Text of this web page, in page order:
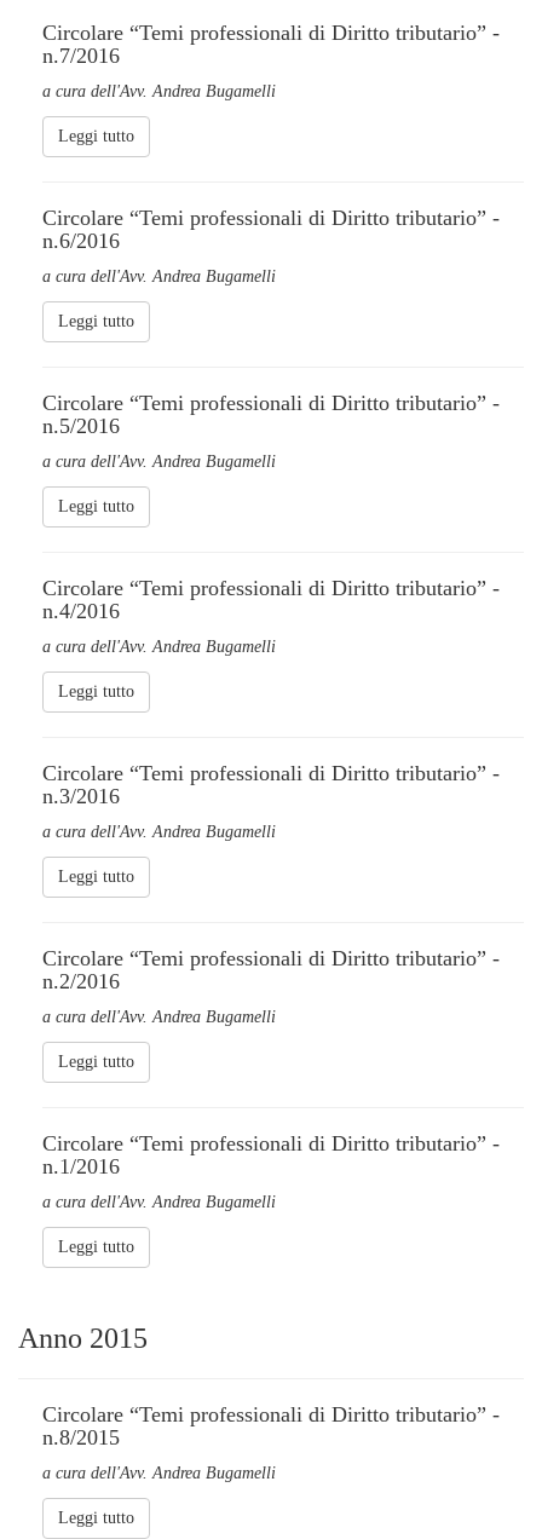
Circolare “Temi professionali di Diritto tributario” -
n.7/2016
a cura dell'Avv. Andrea Bugamelli
Leggi tutto
Circolare “Temi professionali di Diritto tributario” -
n.6/2016
a cura dell'Avv. Andrea Bugamelli
Leggi tutto
Circolare “Temi professionali di Diritto tributario” -
n.5/2016
a cura dell'Avv. Andrea Bugamelli
Leggi tutto
Circolare “Temi professionali di Diritto tributario” -
n.4/2016
a cura dell'Avv. Andrea Bugamelli
Leggi tutto
Circolare “Temi professionali di Diritto tributario” -
n.3/2016
a cura dell'Avv. Andrea Bugamelli
Leggi tutto
Circolare “Temi professionali di Diritto tributario” -
n.2/2016
a cura dell'Avv. Andrea Bugamelli
Leggi tutto
Circolare “Temi professionali di Diritto tributario” -
n.1/2016
a cura dell'Avv. Andrea Bugamelli
Leggi tutto
Anno 2015
Circolare “Temi professionali di Diritto tributario” -
n.8/2015
a cura dell'Avv. Andrea Bugamelli
Leggi tutto